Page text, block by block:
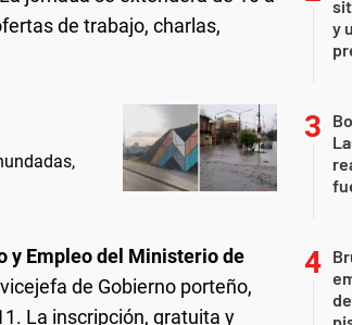
de trabajo, charlas,
y Empleo del Ministerio de
de Gobierno porteño,
La inscripción, gratuita y
y